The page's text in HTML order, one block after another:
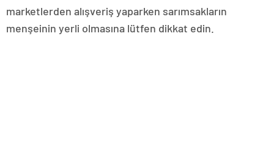
marketlerden alışveriş yaparken sarımsakların
menşeinin yerli olmasına lütfen dikkat edin.